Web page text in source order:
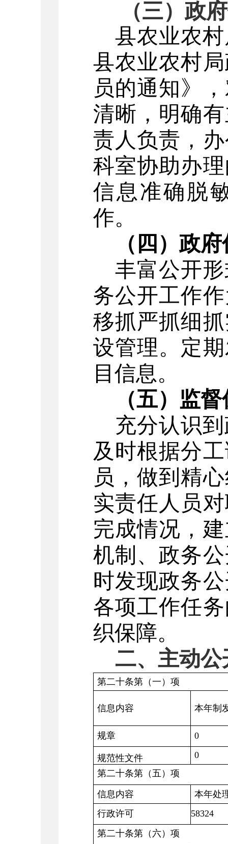
（三）政
县农业农村
县农业农村局
员的通知》
清晰，明确
责人负责，
科室协助办
信息准确脱
作。
（四）政
丰富公开
务公开工作
移抓严抓细
设管理。定
目信息。
（五）监
充分认识
及时根据分
员，做到精
实责任人员
完成情况，
机制、政务
时发现政务
各项工作任
织保障。
二、主动
第二十条第（一）项
信息内容 本年制
规章 0
规范性文件
0
第二十条第（五）项
信息内容
本年处
行政许可
58324
第二十条第（六）项